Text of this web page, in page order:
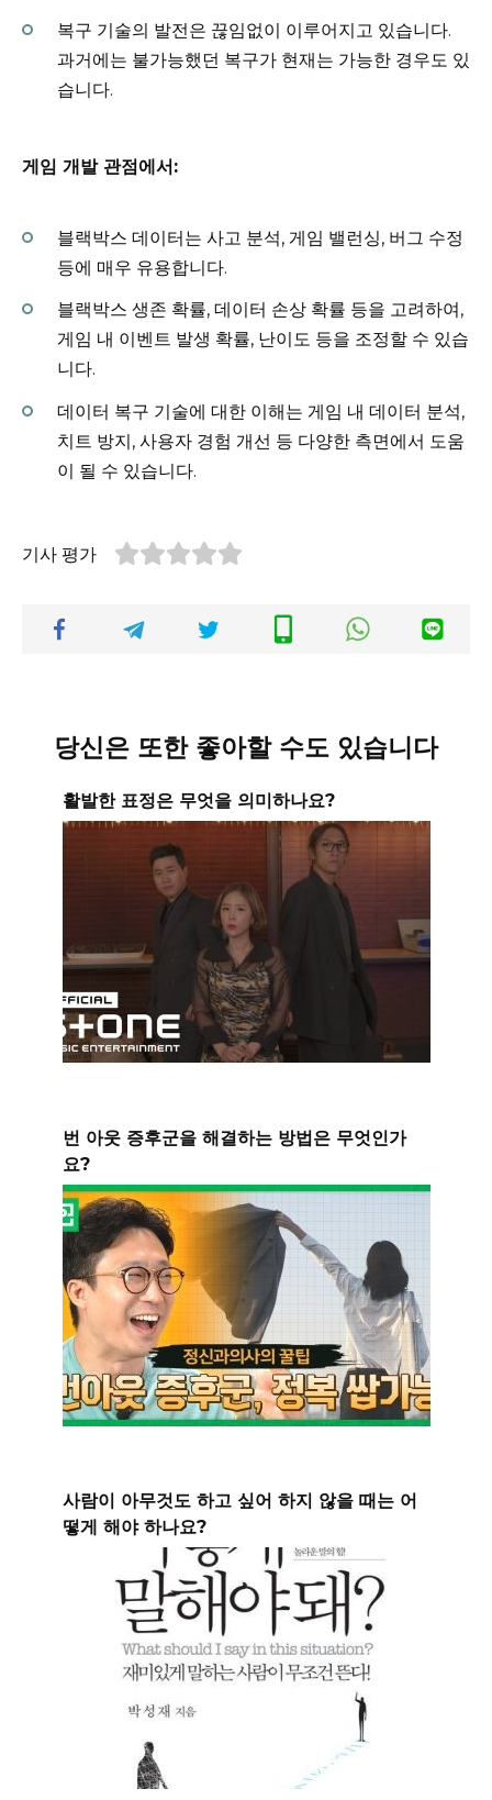
복구 기술의 발전은 끊임없이 이루어지고 있습니다.
과거에는 불가능했던 복구가 현재는 가능한 경우도 있
습니다.
게임 개발 관점에서:
블랙박스 데이터는 사고 분석, 게임 밸런싱, 버그 수정
등에 매우 유용합니다.
블랙박스 생존 확률, 데이터 손상 확률 등을 고려하여,
게임 내 이벤트 발생 확률, 난이도 등을 조정할 수 있습
니다.
데이터 복구 기술에 대한 이해는 게임 내 데이터 분석,
치트 방지, 사용자 경험 개선 등 다양한 측면에서 도움
이 될 수 있습니다.
기사 평가
당신은 또한 좋아할 수도 있습니다
활발한 표정은 무엇을 의미하나요?
번 아웃 증후군을 해결하는 방법은 무엇인가
요?
사람이 아무것도 하고 싶어 하지 않을 때는 어
떻게 해야 하나요?